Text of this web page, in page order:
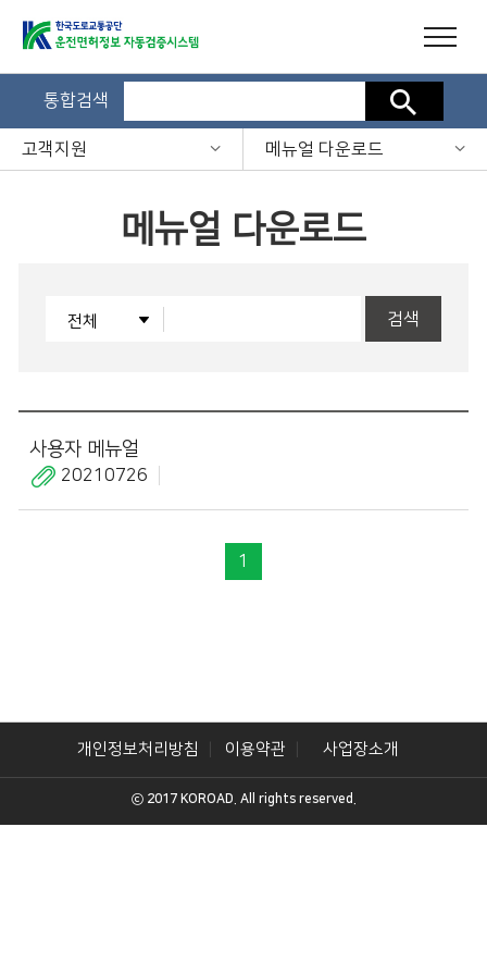
통합검색 검색
고객지원 메뉴얼 다운로드
메뉴얼 다운로드
검색
사용자 메뉴얼
20210726
1
개인정보처리방침 이용약관 사업장소개
ⓒ 2017 KOROAD. All rights reserved.